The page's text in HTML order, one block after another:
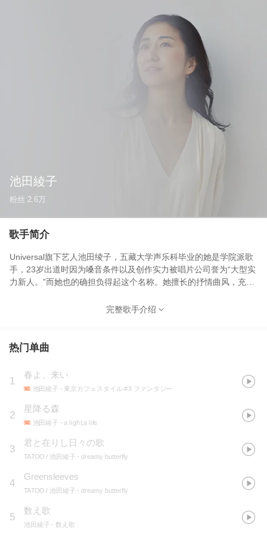
池田綾子
粉丝 2.6万
歌手简介
Universal旗下艺人池田绫子，五藏大学声乐科毕业的她是学院派歌
手，23岁出道时因为嗓音条件以及创作实力被唱片公司誉为“大型实
力新人。”而她也的确担负得起这个名称。她擅长的抒情曲风，充满
完整歌手介绍
热门单曲
1
春よ、来い
池田綾子 - 東京カフェスタイル #3 ファンタジー
2
星降る森
池田綾子 - a light,a life
3
君と在りし日々の歌
TATOO / 池田綾子 - dreamy butterfly
4
Greensleeves
TATOO / 池田綾子 - dreamy butterfly
5
数え歌
池田綾子 - 数え歌